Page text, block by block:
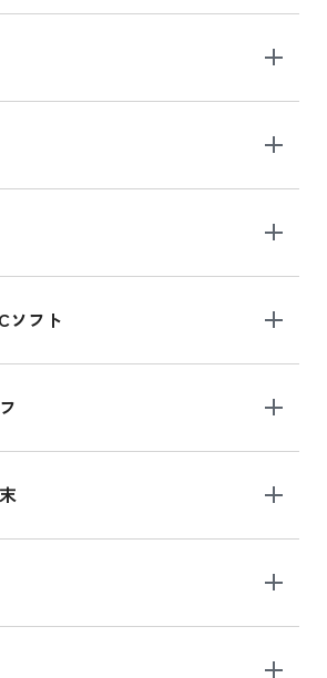
ソフト
128GB シリーズ
128GB の新品買取価格
Aの新品買取価格はこちら